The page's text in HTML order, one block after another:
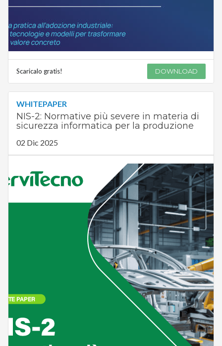
Scaricalo gratis! DOWNLOAD
WHITEPAPER
NIS-2: Normative più severe in materia di
sicurezza informatica per la produzione